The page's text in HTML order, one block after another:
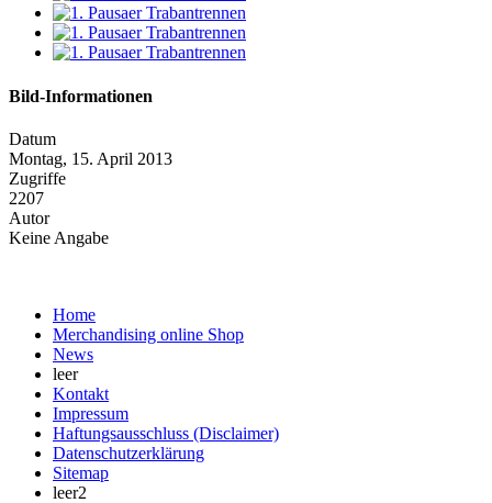
Bild-Informationen
Datum
Montag, 15. April 2013
Zugriffe
2207
Autor
Keine Angabe
Home
Merchandising online Shop
News
leer
Kontakt
Impressum
Haftungsausschluss (Disclaimer)
Datenschutzerklärung
Sitemap
leer2